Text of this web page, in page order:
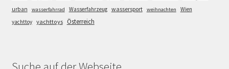
urban wasserfahrrad Wasserfahrzeug wassersport weihnachten
Wien
yachttoy yachttoys Österreich